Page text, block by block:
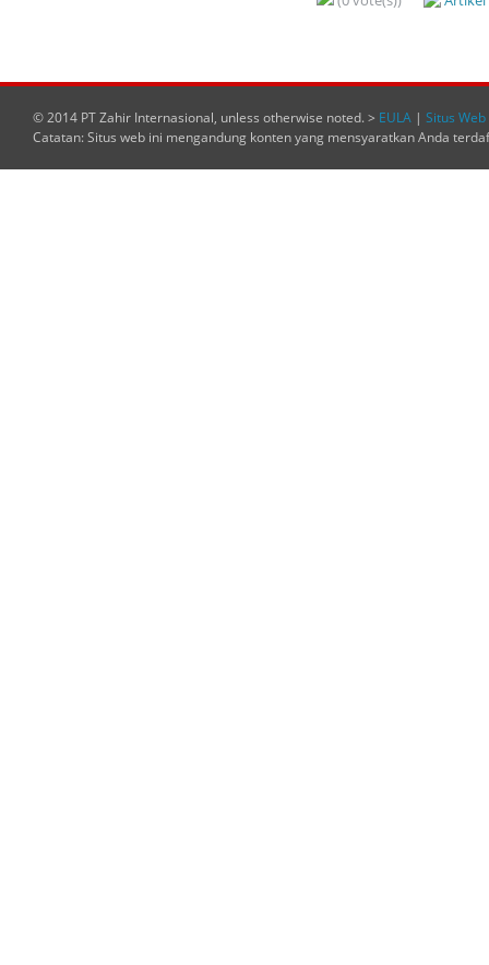
© 2014 PT Zahir Internasional, unless otherwise noted. > EULA | Situs
Catatan: Situs web ini mengandung konten yang mensyaratkan Anda